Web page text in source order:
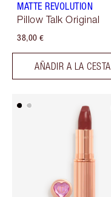
MATTE REVOLUTION
Pillow Talk Original
38,00 €
AÑADIR A LA CESTA